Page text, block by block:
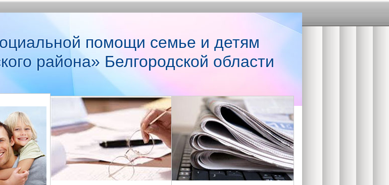
помощи семье и детям
района» Белгородской области